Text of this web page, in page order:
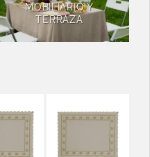
MOBILIARIO Y
TERRAZA